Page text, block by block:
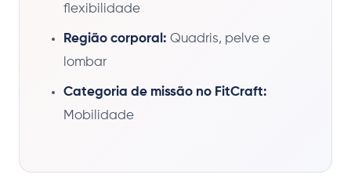
flexibilidade
Região corporal: Quadris, pelve e
lombar
Categoria de missão no FitCraft:
Mobilidade